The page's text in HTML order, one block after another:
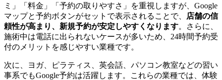
ミ」「料金」「予約の取りやすさ」を重視しますが、Google
マップと予約ボタンがセットで表示されることで、
店舗の信
頼性が高まり、新規予約が安定しやすくなります。さらに、
施術中は電話に出られないケースが多いため、24時間予約受
付のメリットを感じやすい業種です。
次に、ヨガ、ピラティス、英会話、パソコン教室などの習い
事系でもGoogle予約は活躍します。これらの業種では、体験